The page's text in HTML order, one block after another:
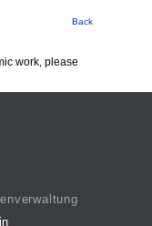
Back
work, please